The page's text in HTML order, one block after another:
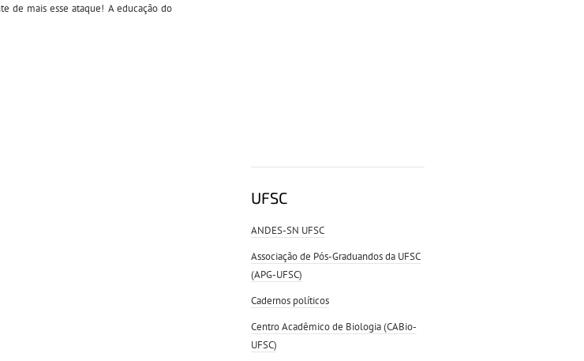
de mais esse ataque! A educação do
UFSC
ANDES-SN UFSC
Associação de Pós-Graduandos da UFSC
(APG-UFSC)
Cadernos políticos
Centro Acadêmico de Biologia (CABio-
UFSC)